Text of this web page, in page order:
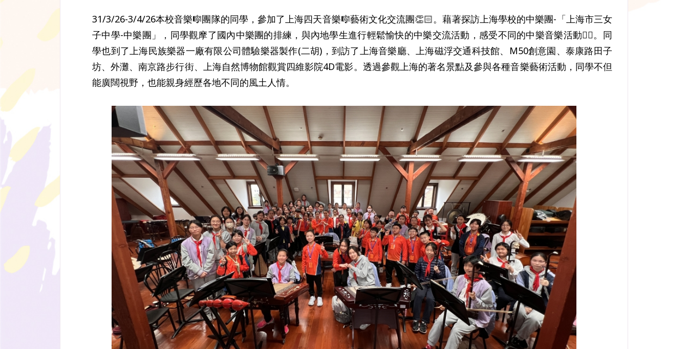
31/3/26-3/4/26本校音樂🎼團隊的同學，參加了上海四天音樂🎼藝術文化交流團👏🏻。藉著探訪上海學校的中樂團-「上海市三女
子中學-中樂團」，同學觀摩了國內中樂團的排練，與內地學生進行輕鬆愉快的中樂交流活動，感受不同的中樂音樂活動👍🏻。同
學也到了上海民族樂器一廠有限公司體驗樂器製作(二胡)，到訪了上海音樂廳、上海磁浮交通科技館、M50創意園、泰康路田子
坊、外灘、南京路步行街、上海自然博物館觀賞四維影院4D電影。透過參觀上海的著名景點及參與各種音樂藝術活動，同學不但
能廣闊視野，也能親身經歷各地不同的風土人情。